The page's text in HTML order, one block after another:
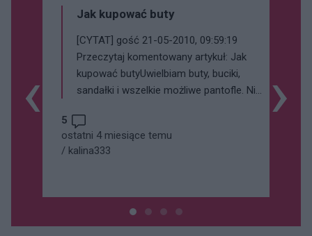
Jak kupować buty
[CYTAT] gość 21-05-2010, 09:59:19
Przeczytaj komentowany artykuł: Jak
kupować butyUwielbiam buty, buciki,
sandałki i wszelkie możliwe pantofle. Nie
na stopie. Szkoda tylko że tak drogie są
te najwygodniejsze i najfikuśniejsze.
Drogie a coraz gorszej jakości!
5
ostatni 4 miesiące temu
/ kalina333
‹ ›